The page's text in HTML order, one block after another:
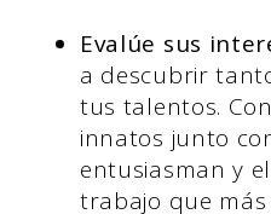
Evalúe sus
a descubrir
tus talentos.
innatos junto
entusiasman y
trabajo que más